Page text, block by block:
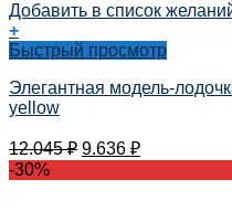
Добавить в список
+
Быстрый просмотр
Элегантная модель-
yellow
12.045₽ 9.636 ₽
-30%